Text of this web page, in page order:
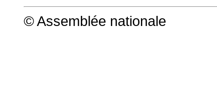
© Assemblée nationale